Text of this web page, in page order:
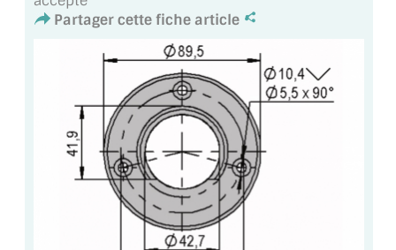
VERRE SUR MESURE
VERRE EXTRACLAIR
VERRE TREMPÉ (SÉCURIT)
PAROI DE DOUCHE
VERRE FEUILLETÉ
VERRE ANTI-REFLET
VERRE LAQUÉ/CRÉDENCE
Partager cette fiche article